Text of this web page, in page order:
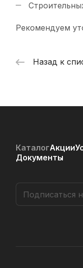
Рекомендуем
Назад к
КаталогАкции
Документы